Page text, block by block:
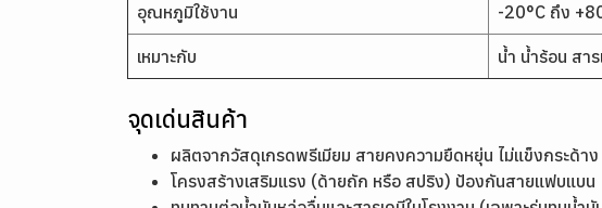
อุณหภูมิใช้งาน -20°C ถึง
เหมาะกับ น้ำ น้ำร้อน สา
จุดเด่นสินค้า
ผลิตจากวัสดุเกรดพรีเมียม สายคงความยืดหยุ่น ไม่แข็งกระด้าง
โครงสร้างเสริมแรง (ด้ายถัก หรือ สปริง) ป้องกันสายแฟบแบน